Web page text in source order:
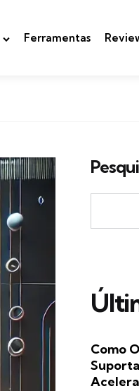
Ferramentas
Como